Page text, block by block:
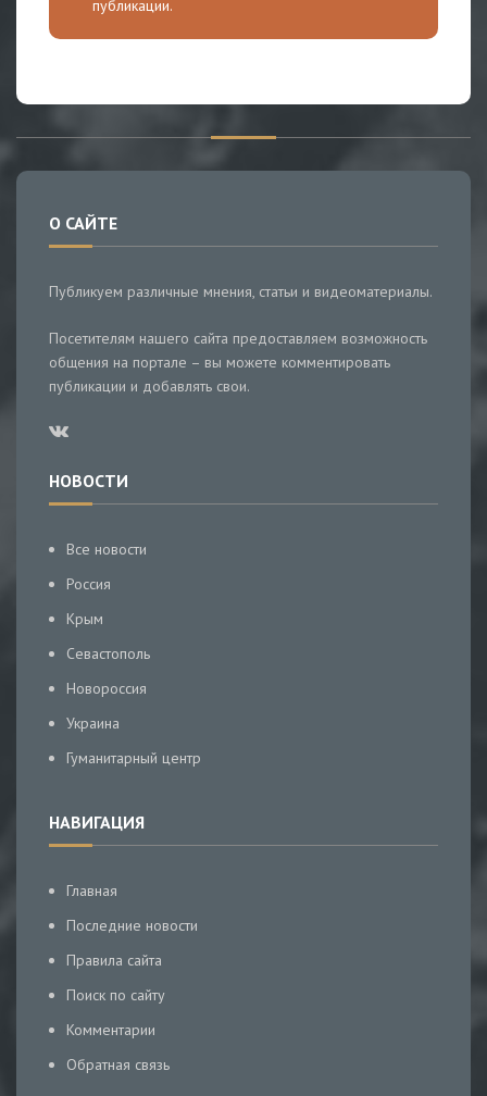
публикации.
О САЙТЕ
Публикуем различные мнения, статьи и видеоматериалы.
Посетителям нашего сайта предоставляем возможность
общения на портале – вы можете комментировать
публикации и добавлять свои.
НОВОСТИ
Все новости
Россия
Крым
Севастополь
Новороссия
Украина
Гуманитарный центр
НАВИГАЦИЯ
Главная
Последние новости
Правила сайта
Поиск по сайту
Комментарии
Обратная связь